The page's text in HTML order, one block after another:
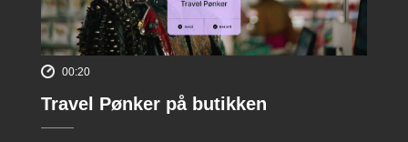
00:20
Travel Pønker på butikken